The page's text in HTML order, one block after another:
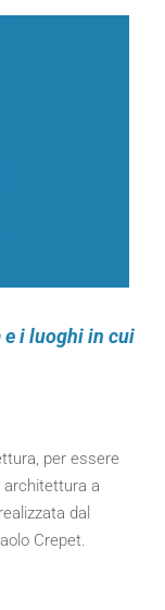
e i luoghi in cui
per essere
architettura a
dal
Crepet.